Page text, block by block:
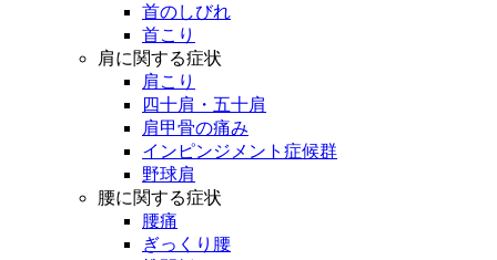
首のしびれ
首こり
肩に関する症状
肩こり
四十肩・五十肩
肩甲骨の痛み
インピンジメント症候群
野球肩
腰に関する症状
腰痛
ぎっくり腰